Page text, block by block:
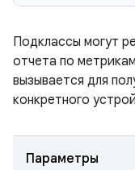
Подклассы могут
отчета по
вызывается для
конкретного
Параметры